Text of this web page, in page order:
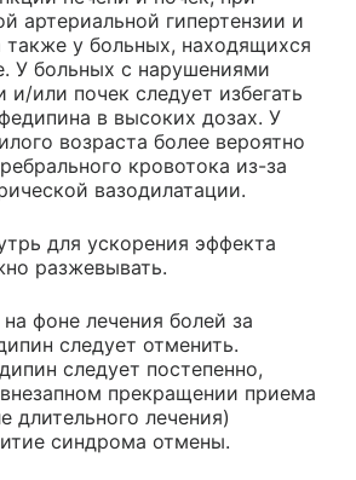
артериальной гипертензии и
также у больных, находящихся
У больных с нарушениями
и/или почек следует избегать
в высоких дозах. У
возраста более вероятно
кровотока из-за
вазодилатации.
для ускорения эффекта
разжевывать.
фоне лечения болей за
следует отменить.
следует постепенно,
прекращении приема
длительного лечения)
синдрома отмены.